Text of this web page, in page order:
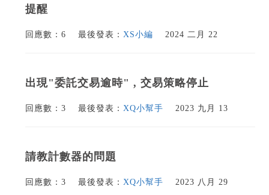
提醒
回應數：6 最後發表： XS小編 2024 二月 22
出現"委託交易逾時" , 交易策略停止
回應數：3 最後發表： XQ小幫手 2023 九月 13
請教計數器的問題
回應數：3 最後發表： XQ小幫手 2023 八月 29